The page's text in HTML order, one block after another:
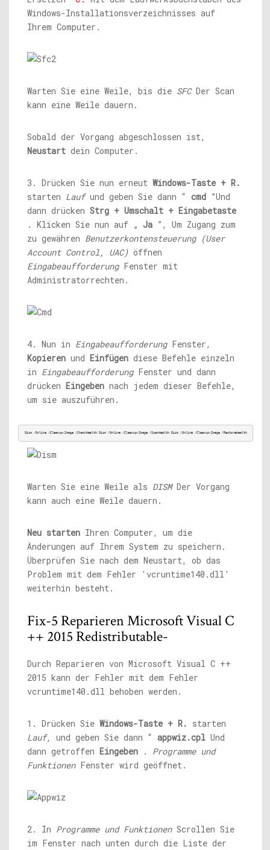
Windows-Installationsverzeichnisses auf
Ihrem Computer.
Warten Sie eine Weile, bis die SFCDer Scan
kann eine Weile dauern.
Sobald der Vorgang abgeschlossen ist,
Neustart dein Computer.
3. Drücken Sie nun erneut Windows-Taste + R.
starten Laufund geben Sie dann “ cmd ”Und
dann drücken Strg + Umschalt + Eingabetaste
. Klicken Sie nun auf „ Ja ”, Um Zugang zum
zu gewähren Benutzerkontensteuerung (User
Account Control, UAC) öffnen
EingabeaufforderungFenster mit
Administratorrechten.
4. Nun in EingabeaufforderungFenster,
Kopieren und Einfügen diese Befehle einzeln
in EingabeaufforderungFenster und dann
drücken Eingeben nach jedem dieser Befehle,
um sie auszuführen.
Dism /Online /Cleanup-Image /CheckHealth Dism /Online /Cleanup-Image /ScanHealth Dism /Online /Cleanup-Image /RestoreHealth
Warten Sie eine Weile als DISMDer Vorgang
kann auch eine Weile dauern.
Neu starten Ihren Computer, um die
Änderungen auf Ihrem System zu speichern.
Überprüfen Sie nach dem Neustart, ob das
Problem mit dem Fehler 'vcruntime140.dll'
weiterhin besteht.
Fix-5 Reparieren Microsoft Visual C
++ 2015 Redistributable-
Durch Reparieren von Microsoft Visual C ++
2015 kann der Fehler mit dem Fehler
vcruntime140.dll behoben werden.
1. Drücken Sie Windows-Taste + R. starten
Lauf, und geben Sie dann “ appwiz.cpl Und
dann getroffen Eingeben . Programme und
FunktionenFenster wird geöffnet.
2. In Programme und FunktionenScrollen Sie
im Fenster nach unten durch die Liste der